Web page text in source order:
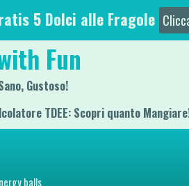
5 Dolci alle Fragole
Fun
Gustoso!
TDEE: Scopri quanto
balls